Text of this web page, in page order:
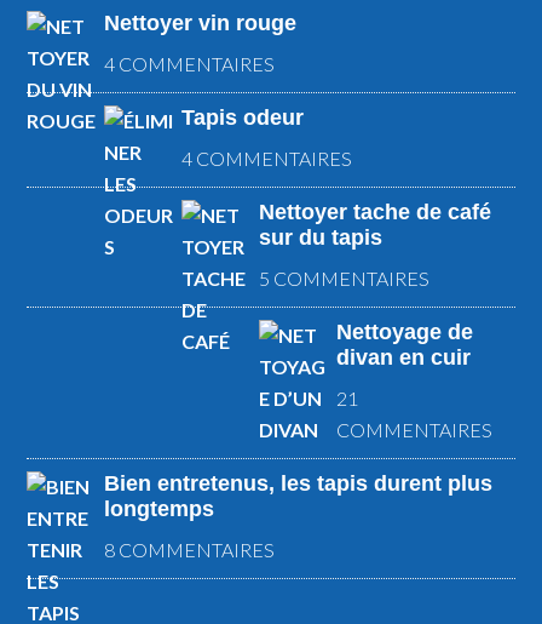
Nettoyer vin rouge
4 COMMENTAIRES
Tapis odeur
4 COMMENTAIRES
Nettoyer tache de café
sur du tapis
5 COMMENTAIRES
Nettoyage de
divan en cuir
21
COMMENTAIRES
Bien entretenus, les tapis durent plus
longtemps
8 COMMENTAIRES